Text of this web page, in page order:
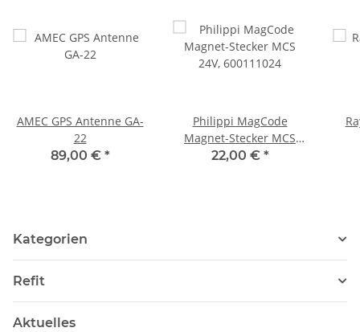
AMEC GPS Antenne GA-
22
89,00 € *
Philippi MagCode
Magnet-Stecker MCS
24V, 600111024
22,00 € *
Kategorien
Refit
Aktuelles